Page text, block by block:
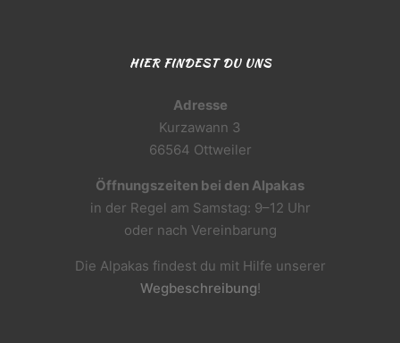
HIER FINDEST DU UNS
Adresse
Kurzawann 3
66564 Ottweiler
Öffnungszeiten bei den Alpakas
in der Regel am Samstag: 9–12 Uhr
oder nach Vereinbarung
Die Alpakas findest du mit Hilfe unserer
Wegbeschreibung!